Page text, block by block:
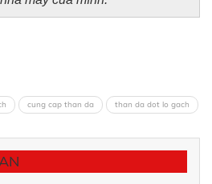
cung cap than da than da dot lo gach